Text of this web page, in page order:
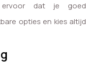
ervoor dat je goed
opties en kies altijd